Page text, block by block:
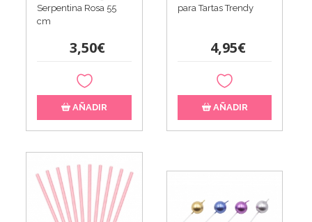
Serpentina Rosa 55
cm
3,50€
AÑADIR
para Tartas Trendy
4,95€
AÑADIR